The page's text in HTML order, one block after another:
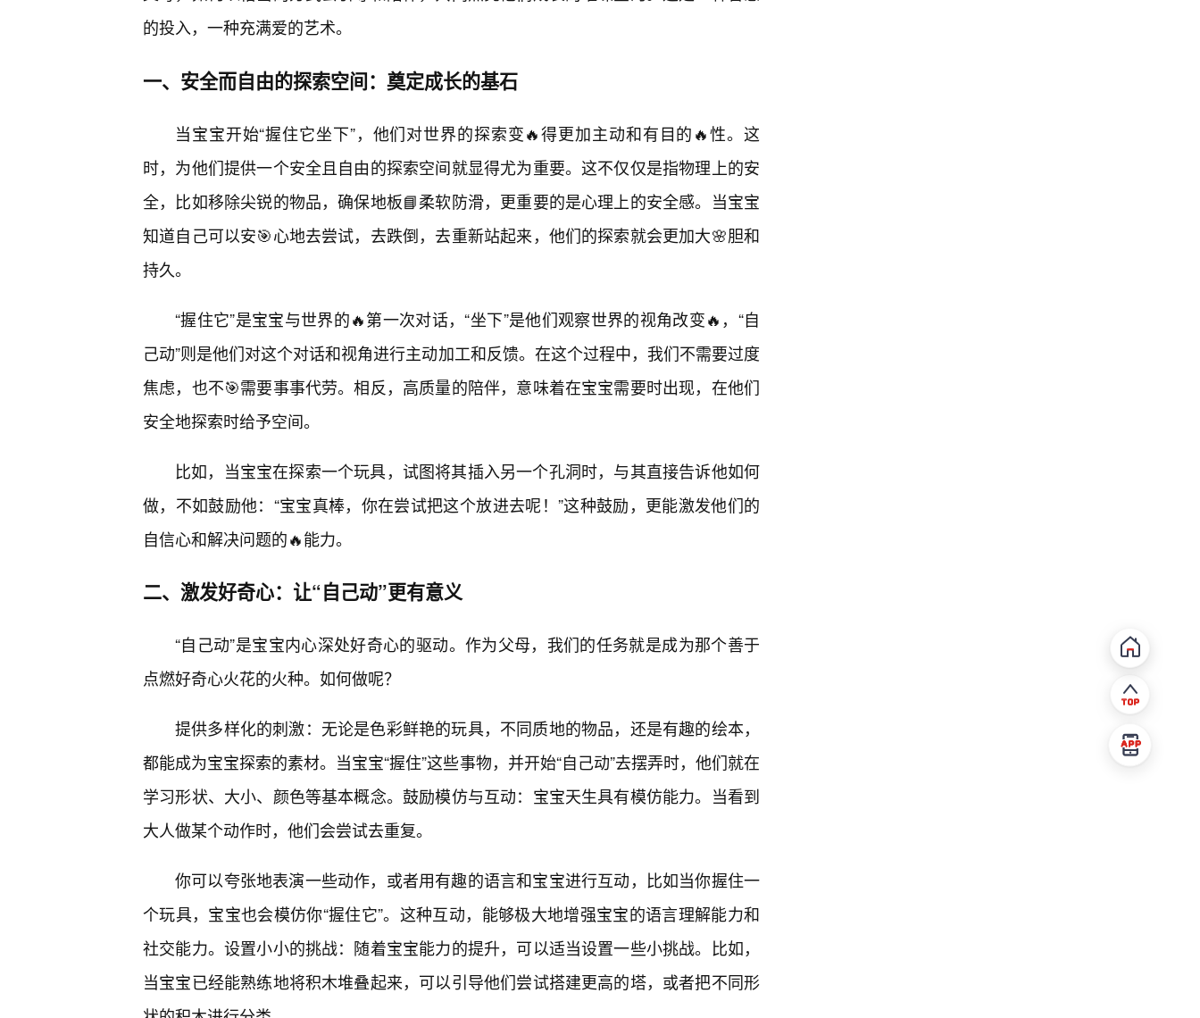
的投入，一种充满爱的艺术。
一、安全而自由的探索空间：奠定成长的基石
当宝宝开始“握住它坐下”，他们对世界的探索变🔥得更加主动和有目的🔥性。这
时，为他们提供一个安全且自由的探索空间就显得尤为重要。这不仅仅是指物理上的安
全，比如移除尖锐的物品，确保地板📘柔软防滑，更重要的是心理上的安全感。当宝宝
知道自己可以安🎯心地去尝试，去跌倒，去重新站起来，他们的探索就会更加大🌸胆和
持久。
“握住它”是宝宝与世界的🔥第一次对话，“坐下”是他们观察世界的视角改变🔥，“自
己动”则是他们对这个对话和视角进行主动加工和反馈。在这个过程中，我们不需要过度
焦虑，也不🎯需要事事代劳。相反，高质量的陪伴，意味着在宝宝需要时出现，在他们
安全地探索时给予空间。
比如，当宝宝在探索一个玩具，试图将其插入另一个孔洞时，与其直接告诉他如何
做，不如鼓励他：“宝宝真棒，你在尝试把这个放进去呢！”这种鼓励，更能激发他们的
自信心和解决问题的🔥能力。
二、激发好奇心：让“自己动”更有意义
“自己动”是宝宝内心深处好奇心的驱动。作为父母，我们的任务就是成为那个善于
点燃好奇心火花的火种。如何做呢？
提供多样化的刺激：无论是色彩鲜艳的玩具，不同质地的物品，还是有趣的绘本，
都能成为宝宝探索的素材。当宝宝“握住”这些事物，并开始“自己动”去摆弄时，他们就在
学习形状、大小、颜色等基本概念。鼓励模仿与互动：宝宝天生具有模仿能力。当看到
大人做某个动作时，他们会尝试去重复。
你可以夸张地表演一些动作，或者用有趣的语言和宝宝进行互动，比如当你握住一
个玩具，宝宝也会模仿你“握住它”。这种互动，能够极大地增强宝宝的语言理解能力和
社交能力。设置小小的挑战：随着宝宝能力的提升，可以适当设置一些小挑战。比如，
当宝宝已经能熟练地将积木堆叠起来，可以引导他们尝试搭建更高的塔，或者把不同形